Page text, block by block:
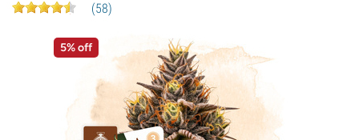
(58)
5% off